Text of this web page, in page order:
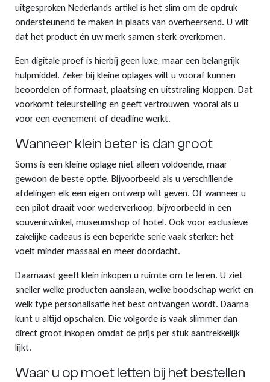
uitgesproken Nederlands artikel is het slim om de opdruk
ondersteunend te maken in plaats van overheersend. U wilt
dat het product én uw merk samen sterk overkomen.
Een digitale proef is hierbij geen luxe, maar een belangrijk
hulpmiddel. Zeker bij kleine oplages wilt u vooraf kunnen
beoordelen of formaat, plaatsing en uitstraling kloppen. Dat
voorkomt teleurstelling en geeft vertrouwen, vooral als u
voor een evenement of deadline werkt.
Wanneer klein beter is dan groot
Soms is een kleine oplage niet alleen voldoende, maar
gewoon de beste optie. Bijvoorbeeld als u verschillende
afdelingen elk een eigen ontwerp wilt geven. Of wanneer u
een pilot draait voor wederverkoop, bijvoorbeeld in een
souvenirwinkel, museumshop of hotel. Ook voor exclusieve
zakelijke cadeaus is een beperkte serie vaak sterker: het
voelt minder massaal en meer doordacht.
Daarnaast geeft klein inkopen u ruimte om te leren. U ziet
sneller welke producten aanslaan, welke boodschap werkt en
welk type personalisatie het best ontvangen wordt. Daarna
kunt u altijd opschalen. Die volgorde is vaak slimmer dan
direct groot inkopen omdat de prijs per stuk aantrekkelijk
lijkt.
Waar u op moet letten bij het bestellen